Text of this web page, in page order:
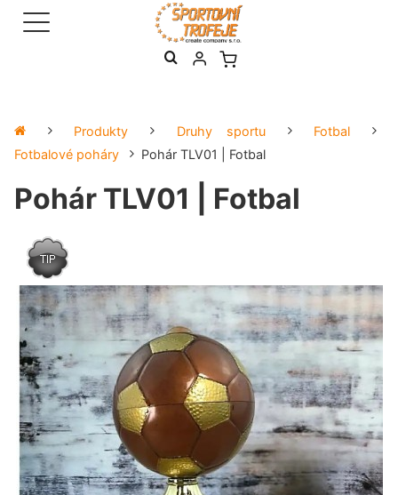
Produkty Druhy sportu
Fotbal
Fotbalové poháry
Pohár TLV01 | Fotbal
Pohár TLV01 | Fotbal